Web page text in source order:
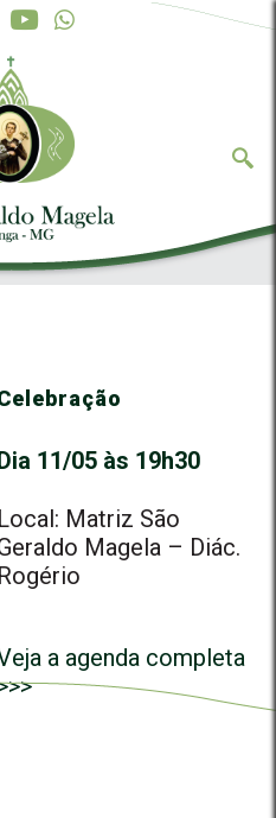
11/05 às 19h30
Local: Matriz São
Magela – Diác.
Rogério
a agenda completa